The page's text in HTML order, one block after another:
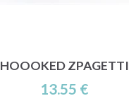
HOOOKED ZPAGETTI
13.55 €